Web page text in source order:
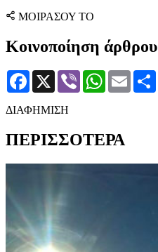
ΜΟΙΡΑΣΟΥ ΤΟ
Κοινοποίηση άρθρου
Facebook
X Viber WhatsApp
Email
ΔΙΑΦΗΜΙΣΗ
ΠΕΡΙΣΣΟΤΕΡΑ